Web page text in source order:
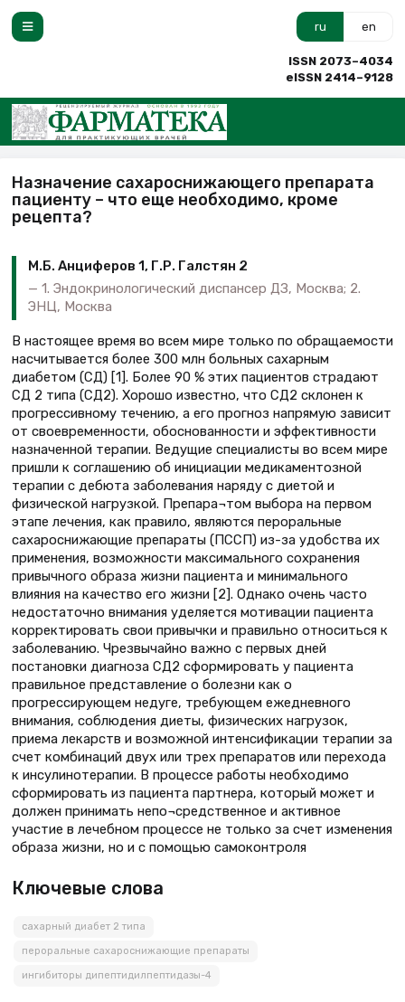
ru en
ISSN 2073–4034
eISSN 2414–9128
Назначение сахароснижающего препарата
пациенту – что еще необходимо, кроме
рецепта?
М.Б. Анциферов 1, Г.Р. Галстян 2
1. Эндокринологический диспансер ДЗ, Москва; 2.
ЭНЦ, Москва
В настоящее время во всем мире только по обращаемости
насчитывается более 300 млн больных сахарным
диабетом (СД) [1]. Более 90 % этих пациентов страдают
СД 2 типа (СД2). Хорошо известно, что СД2 склонен к
прогрессивному течению, а его прогноз напрямую зависит
от своевременности, обоснованности и эффективности
назначенной терапии. Ведущие специалисты во всем мире
пришли к соглашению об инициации медикаментозной
терапии с дебюта заболевания наряду с диетой и
физической нагрузкой. Препара¬том выбора на первом
этапе лечения, как правило, являются пероральные
сахароснижающие препараты (ПССП) из-за удобства их
применения, возможности максимального сохранения
привычного образа жизни пациента и минимального
влияния на качество его жизни [2]. Однако очень часто
недостаточно внимания уделяется мотивации пациента
корректировать свои привычки и правильно относиться к
заболеванию. Чрезвычайно важно с первых дней
постановки диагноза СД2 сформировать у пациента
правильное представление о болезни как о
прогрессирующем недуге, требующем ежедневного
внимания, соблюдения диеты, физических нагрузок,
приема лекарств и возможной интенсификации терапии за
счет комбинаций двух или трех препаратов или перехода
к инсулинотерапии. В процессе работы необходимо
сформировать из пациента партнера, который может и
должен принимать непо¬средственное и активное
участие в лечебном процессе не только за счет изменения
образа жизни, но и с помощью самоконтроля
Ключевые слова
сахарный диабет 2 типа
пероральные сахароснижающие препараты
ингибиторы дипептидилпептидазы-4